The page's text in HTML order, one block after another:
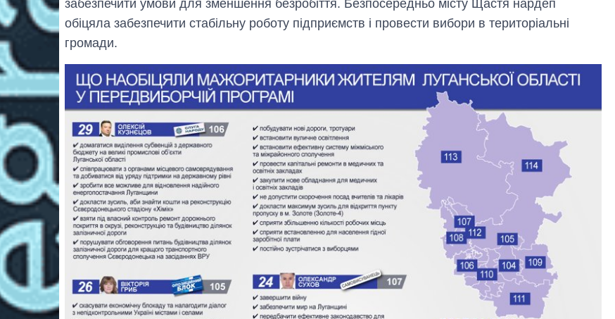
забезпечити умови для зменшення безробіття. Безпосередньо місту Щастя нардеп
обіцяла забезпечити стабільну роботу підприємств і провести вибори в територіальні
громади.
Від 1 місяця – до 5
років: хто і як
довго обіймав
посаду керівника
СЗР